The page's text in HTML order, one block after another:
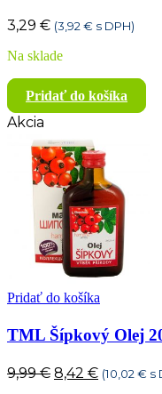
3,29 € (3,92€ s DPH)
Na sklade
Pridať do košíka
Akcia
Pridať do košíka
TML Šípkový Olej
9,99€ Pôvodná
8,42 €Aktuálna
(10,02 € s